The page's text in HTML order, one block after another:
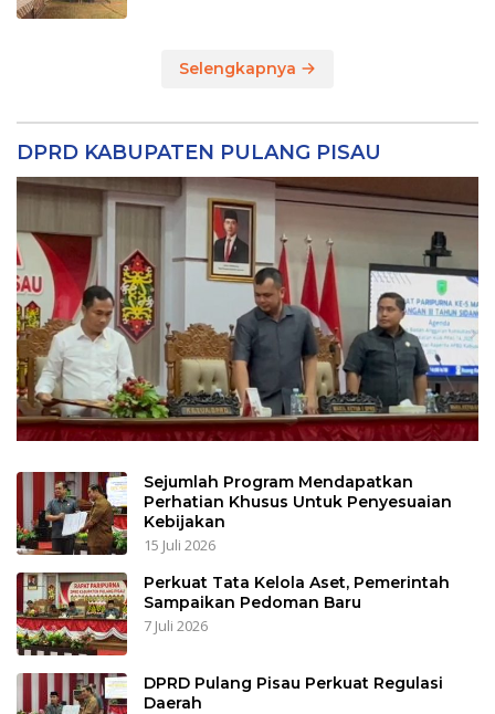
Selengkapnya
DPRD KABUPATEN PULANG PISAU
Sejumlah Program Mendapatkan
Perhatian Khusus Untuk Penyesuaian
Kebijakan
15 Juli 2026
Perkuat Tata Kelola Aset, Pemerintah
Sampaikan Pedoman Baru
7 Juli 2026
DPRD Pulang Pisau Perkuat Regulasi
Daerah